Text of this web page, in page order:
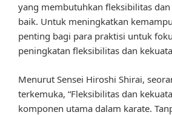
yang membutuhkan fleksibilitas
baik. Untuk meningkatkan
penting bagi para praktisi untuk
peningkatan fleksibilitas dan
Menurut Sensei Hiroshi Shirai,
terkemuka, “Fleksibilitas dan
komponen utama dalam karate.